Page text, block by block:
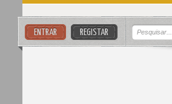
ENTRAR REGISTAR